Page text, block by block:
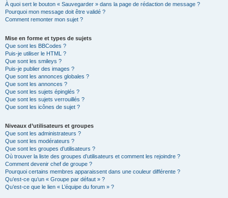
À quoi sert le bouton « Sauvegarder » dans la page de rédaction de message ?
Pourquoi mon message doit être validé ?
Comment remonter mon sujet ?
Mise en forme et types de sujets
Que sont les BBCodes ?
Puis-je utiliser le HTML ?
Que sont les smileys ?
Puis-je publier des images ?
Que sont les annonces globales ?
Que sont les annonces ?
Que sont les sujets épinglés ?
Que sont les sujets verrouillés ?
Que sont les icônes de sujet ?
Niveaux d’utilisateurs et groupes
Que sont les administrateurs ?
Que sont les modérateurs ?
Que sont les groupes d’utilisateurs ?
Où trouver la liste des groupes d’utilisateurs et comment les rejoindre ?
Comment devenir chef de groupe ?
Pourquoi certains membres apparaissent dans une couleur différente ?
Qu’est-ce qu’un « Groupe par défaut » ?
Qu’est-ce que le lien « L’équipe du forum » ?